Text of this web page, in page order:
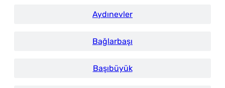
Aydınevler
Bağlarbaşı
Başıbüyük